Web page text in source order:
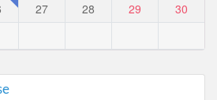
27 28 29
30